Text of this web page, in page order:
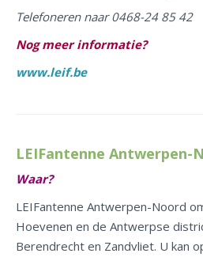
Telefoneren naar 0468-24 85 42
Nog meer informatie?
www.leif.be
LEIFantenne Antwerpen-
Waar?
LEIFantenne Antwerpen-Noord
Hoevenen en de Antwerpse
Berendrecht en Zandvliet. U kan